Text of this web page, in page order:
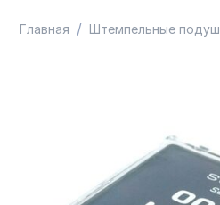
Главная / Штемпельные